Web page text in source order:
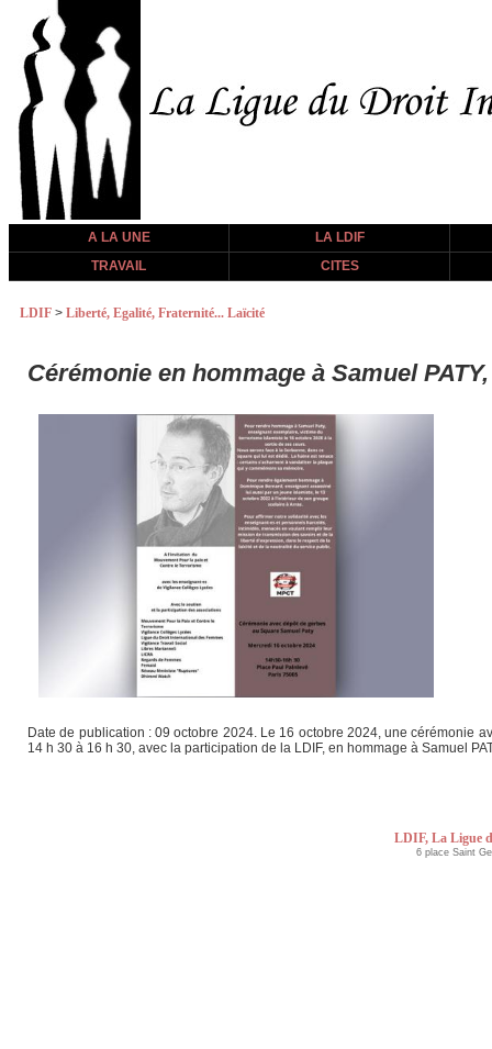
A LA UNE
LA LDIF
TRAVAIL
CITES
LDIF > Liberté, Egalité, Fraternité... Laïcité
Cérémonie en hommage à Samuel
Date de publication : 09 octobre 2024. Le 16 octobre 2024, une cérémonie
14 h 30 à 16 h 30, avec la participation de la LDIF, en hommage à Samuel
LDIF, La Ligue
6 place Saint